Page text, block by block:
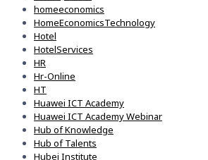
homeeconomics
HomeEconomicsTechnology
Hotel
HotelServices
HR
Hr-Online
HT
Huawei ICT Academy
Huawei ICT Academy Webinar
Hub of Knowledge
Hub of Talents
Hubei Institute